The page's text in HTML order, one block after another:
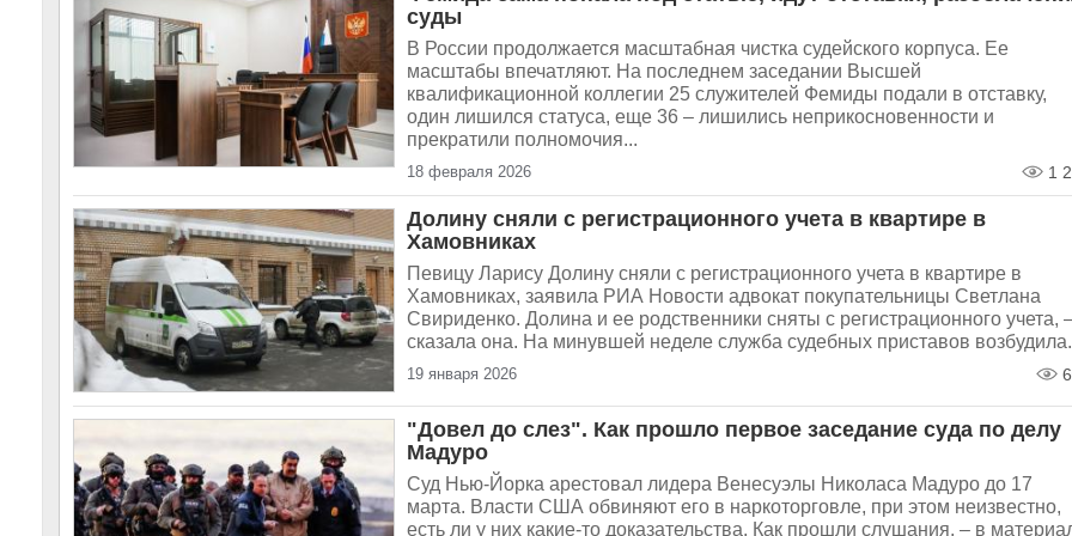
суды
В России продолжается масштабная чистка судейского корпуса. Ее
масштабы впечатляют. На последнем заседании Высшей
квалификационной коллегии 25 служителей Фемиды подали в отставку,
один лишился статуса, еще 36 – лишились неприкосновенности и
прекратили полномочия...
18 февраля 2026 1
Долину сняли с регистрационного учета в квартире в
Хамовниках
Певицу Ларису Долину сняли с регистрационного учета в квартире в
Хамовниках, заявила РИА Новости адвокат покупательницы Светлана
Свириденко. Долина и ее родственники сняты с регистрационного учета,
сказала она. На минувшей неделе служба судебных приставов
19 января 2026
"Довел до слез". Как прошло первое заседание суда по делу
Мадуро
Суд Нью-Йорка арестовал лидера Венесуэлы Николаса Мадуро до 17
марта. Власти США обвиняют его в наркоторговле, при этом неизвестно,
есть ли у них какие-то доказательства. Как прошли слушания, – в